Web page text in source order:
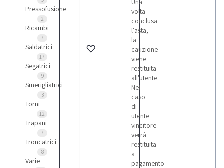
Pressofusione
2
Ricambi
7
Saldatrici
17
Segatrici
9
Smerigliatrici
3
Torni
12
Trapani
7
Troncatrici
8
Varie
Una
volta
conclusa
l'asta,
la
cauzione
viene
restituita
all'utente.
Nel
caso
di
utente
vincitore
verrà
restituita
a
pagamento